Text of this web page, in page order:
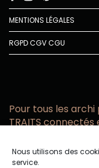
Nous utilisons des
service.
MENTIONS LÉGALES
RGPDCGVCGU
Pour tous les
TRAITS
email